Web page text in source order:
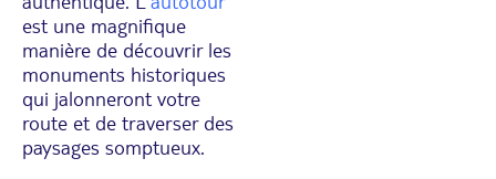
est une magnifique
manière de découvrir les
monuments historiques
qui jalonneront votre
route et de traverser des
paysages somptueux.